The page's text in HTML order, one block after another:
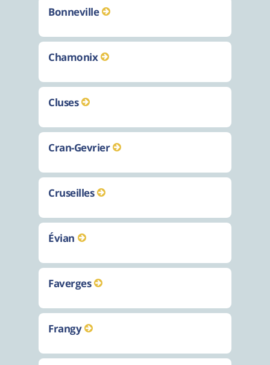
Bonneville
Chamonix
Cluses
Cran-Gevrier
Cruseilles
Évian
Faverges
Frangy